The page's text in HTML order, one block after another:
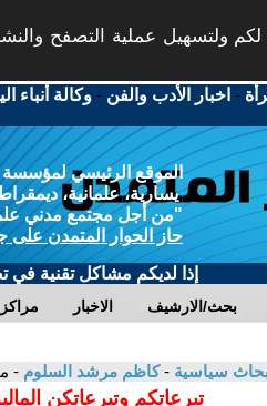
ولتسهيل عملية التصفح
- اخبار الأدب والفن -وكالة أنباء
الموقع الرئيسي لمؤسسة
يسارية، علمانية،
"من أجل مجتمع مدني
حاز الحوار المتمدن على
إذا لديكم مشاكل تقنية في
مراكز الاخبار بحث/الارشيف
سياسية -كاظم مرشد السلوم -
تبرعاتكم وتبرعاتكن